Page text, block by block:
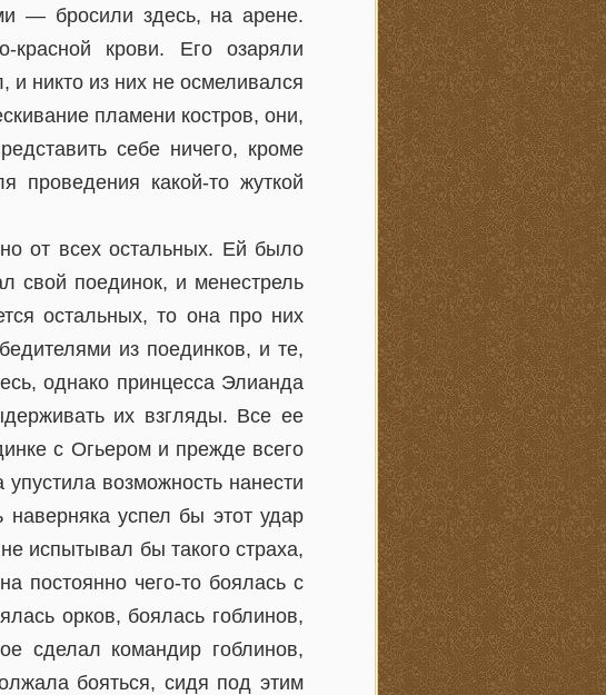
— бросили здесь, на арене.
крови. Его озаряли
и никто из них не осмеливался
пламени костров, они,
себе ничего, кроме
проведения какой-то жуткой
от всех остальных. Ей было
свой поединок, и менестрель
остальных, то она про них
из поединков, и те,
однако принцесса Элианда
их взгляды. Все ее
с Огьером и прежде всего
возможность нанести
успел бы этот удар
испытывал бы такого страха,
постоянно чего-то боялась с
орков, боялась гоблинов,
сделал командир гоблинов,
бояться, сидя под этим